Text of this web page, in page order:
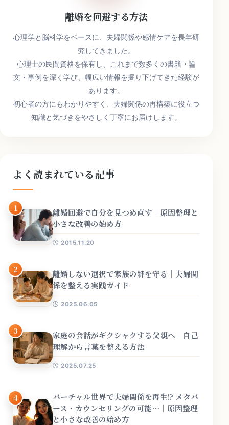
離婚を回避する方法
心理学と脳科学をベースに、夫婦関係や感情ケアを長年研
究してきました。
心理士の民間資格を保有し、これまで数多くの書籍・論
文・事例を深く学び、幅広い情報を掘り下げてきた経験が
あります。
初心者の方にもわかりやすく、夫婦関係の再構築に役立つ
知識と気づきをやさしく丁寧にお届けします。
よく読まれている記事
1
離婚回避で自分を見つめ直す｜原因整理と
小さな改善の始め方
2015.11.20
2
離婚しない選択で家族の絆を守る｜夫婦関
係を整える実践ガイド
2025.06.05
3
家庭の会話がギクシャクする父親へ｜自己
理解から言葉を整える方法
2025.07.25
4
バーチャル世界で夫婦関係を再生!? メタバ
ース・カウンセリングの可能…｜原因整理
と小さな改善の始め方